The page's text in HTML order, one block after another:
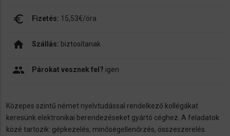
euro_symbol Fizetés: 15,53€/óra
home Szállás: biztosítanak
people Párokat vesznek fel? igen
Közepes szintű német nyelvtudással rendelkező kollégákat
keresünk elektronikai berendezéseket gyártó céghez. A feladatok
közé tartozik: gépkezelés, minőségellenőrzés, összeszerelés.